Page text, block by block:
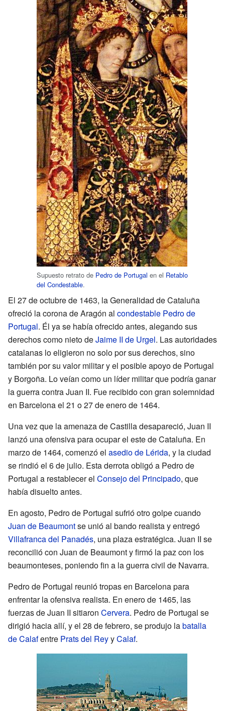
Supuesto retrato de Pedro de Portugal en el Retablo
del Condestable.
El 27 de octubre de 1463, la Generalidad de Cataluña
ofreció la corona de Aragón al condestable Pedro de
Portugal. Él ya se había ofrecido antes, alegando sus
derechos como nieto deJaime II de Urgel. Las autoridades
catalanas lo eligieron no solo por sus derechos, sino
también por su valor militar y el posible apoyo de Portugal
y Borgoña. Lo veían como un líder militar que podría ganar
la guerra contra Juan II. Fue recibido con gran solemnidad
en Barcelona el 21 o 27 de enero de 1464.
Una vez que la amenaza de Castilla desapareció, Juan II
lanzó una ofensiva para ocupar el este de Cataluña. En
marzo de 1464, comenzó el asedio de Lérida, y la ciudad
se rindió el 6 de julio. Esta derrota obligó a Pedro de
Portugal a restablecer el Consejo del Principado, que
había disuelto antes.
En agosto, Pedro de Portugal sufrió otro golpe cuando
Juan de Beaumontse unió al bando realista y entregó
Villafranca del Panadés, una plaza estratégica. Juan II se
reconcilió con Juan de Beaumont y firmó la paz con los
beaumonteses, poniendo fin a la guerra civil de Navarra.
Pedro de Portugal reunió tropas en Barcelona para
enfrentar la ofensiva realista. En enero de 1465, las
fuerzas de Juan II sitiaron Cervera. Pedro de Portugal se
dirigió hacia allí, y el 28 de febrero, se produjo labatalla
de Calafentre Prats del ReyyCalaf.